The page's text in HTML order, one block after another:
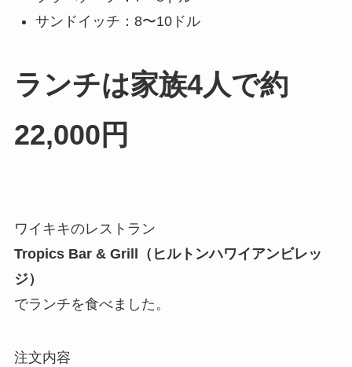
サンドイッチ：8〜10ドル
ランチは家族4人で約
22,000円
ワイキキのレストラン
Tropics Bar & Grill（ヒルトンハワイアンビレッ
ジ）
でランチを食べました。
注文内容